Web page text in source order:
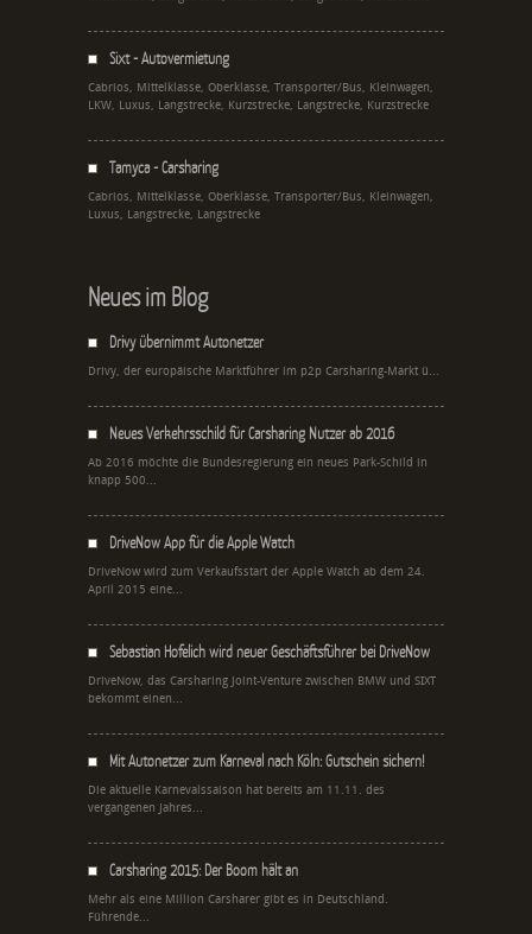
Sixt - Autovermietung
Cabrios, Mittelklasse, Oberklasse, Transporter/Bus, Kleinwagen,
LKW, Luxus, Langstrecke, Kurzstrecke, Langstrecke, Kurzstrecke
Tamyca - Carsharing
Cabrios, Mittelklasse, Oberklasse, Transporter/Bus, Kleinwagen,
Luxus, Langstrecke, Langstrecke
Neues im Blog
Drivy übernimmt Autonetzer
Drivy, der europäische Marktführer im p2p Carsharing-Markt ü...
Neues Verkehrsschild für Carsharing Nutzer ab 2016
Ab 2016 möchte die Bundesregierung ein neues Park-Schild in
knapp 500...
DriveNow App für die Apple Watch
DriveNow wird zum Verkaufsstart der Apple Watch ab dem 24.
April 2015 eine...
Sebastian Hofelich wird neuer Geschäftsführer bei DriveNow
DriveNow, das Carsharing Joint-Venture zwischen BMW und SIXT
bekommt einen...
Mit Autonetzer zum Karneval nach Köln: Gutschein sichern!
Die aktuelle Karnevalssaison hat bereits am 11.11. des
vergangenen Jahres...
Carsharing 2015: Der Boom hält an
Mehr als eine Million Carsharer gibt es in Deutschland.
Führende...